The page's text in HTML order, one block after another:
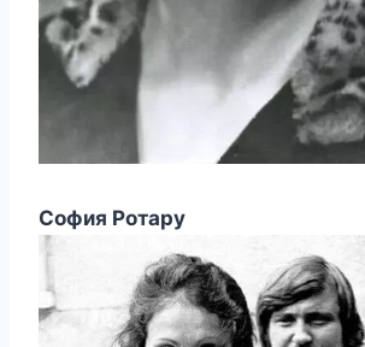
София Ротару